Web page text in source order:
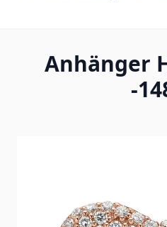
Anhänger
-